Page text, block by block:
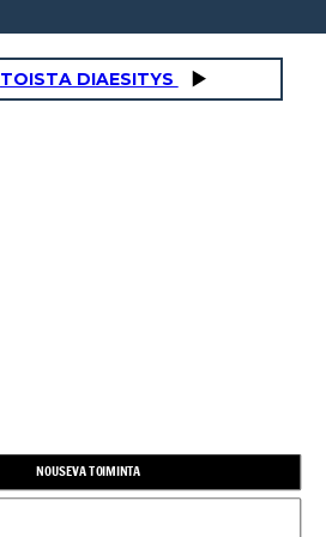
TOISTA DIAESITYS
NOUSEVA TOIMINTA